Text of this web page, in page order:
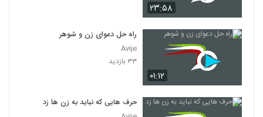
۲۳:۵۸
۰۱:۱۲
راه حل دعوای زن و شوهر
Avije
۳۳ بازدید
حرف هایی که نباید به زن ها زد